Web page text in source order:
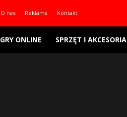
O nas Reklama Kontakt
GRY ONLINE SPRZĘT I AKCESORIA